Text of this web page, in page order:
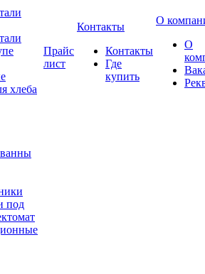
хлеба
под
Прайс
лист
Контакты
Контакты
Где
купить
О
О